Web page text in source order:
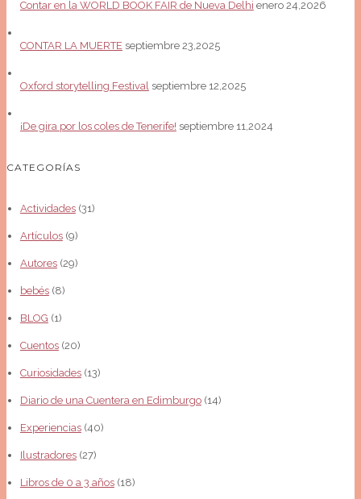
Contar en la WORLD BOOK FAIR de Nueva Delhi enero 24,2026
CONTAR LA MUERTE septiembre 23,2025
Oxford storytelling Festival septiembre 12,2025
¡De gira por los coles de Tenerife! septiembre 11,2024
CATEGORÍAS
Actividades(31)
Artículos(9)
Autores(29)
bebés(8)
BLOG (1)
Cuentos(20)
Curiosidades(13)
Diario de una Cuentera en Edimburgo(14)
Experiencias(40)
Ilustradores(27)
Libros de 0 a 3 años(18)